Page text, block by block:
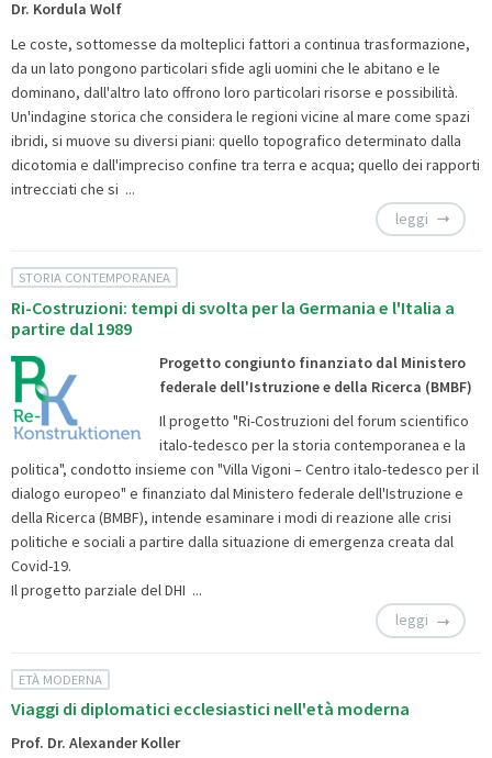
Dr. Kordula Wolf
Le coste, sottomesse da molteplici fattori a continua trasformazione,
da un lato pongono particolari sfide agli uomini che le abitano e le
dominano, dall'altro lato offrono loro particolari risorse e possibilità.
Un'indagine storica che considera le regioni vicine al mare come spazi
ibridi, si muove su diversi piani: quello topografico determinato dalla
dicotomia e dall'impreciso confine tra terra e acqua; quello dei rapporti
intrecciati che si ...
leggi
STORIA CONTEMPORANEA
Ri-Costruzioni: tempi di svolta per la Germania e l'Italia a
partire dal 1989
Progetto congiunto finanziato dal Ministero
federale dell'Istruzione e della Ricerca (BMBF)
Il progetto "Ri-Costruzioni del forum scientifico
italo-tedesco per la storia contemporanea e la
politica", condotto insieme con "Villa Vigoni – Centro italo-tedesco per il
dialogo europeo" e finanziato dal Ministero federale dell'Istruzione e
della Ricerca (BMBF), intende esaminare i modi di reazione alle crisi
politiche e sociali a partire dalla situazione di emergenza creata dal
Covid-19.
Il progetto parziale del DHI ...
leggi
ETÀ MODERNA
Viaggi di diplomatici ecclesiastici nell'età moderna
Prof. Dr. Alexander Koller